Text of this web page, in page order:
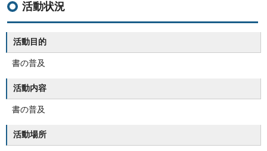
活動状況
活動目的
書の普及
活動内容
書の普及
活動場所